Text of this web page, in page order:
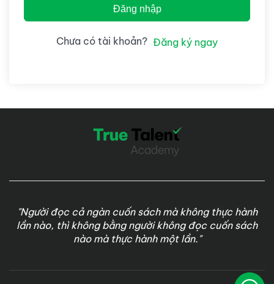
Đăng nhập
Chưa có tài khoản? Đăng ký ngay
"Người đọc cả ngàn cuốn sách mà không thực hành
lần nào, thì không bằng người không đọc cuốn sách
nào mà thực hành một lần."